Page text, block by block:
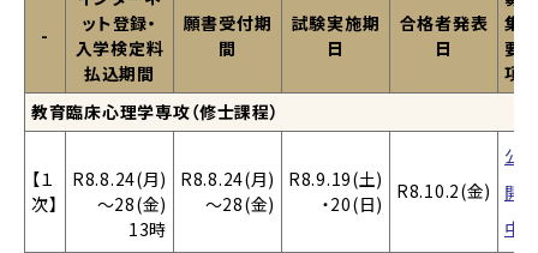
-
ット登録・
入学検定料
払込期間
願書受付期
間
試験実施期
日
合格者発表
日
集
要
項
教育臨床心理学専攻（修士課程）
【１
次】
R8.8.24(月)
～28(金)
13時
R8.8.24(月)
～28(金)
R8.9.19(土)
・20(日)
R8.10.2(金)
公
開
中